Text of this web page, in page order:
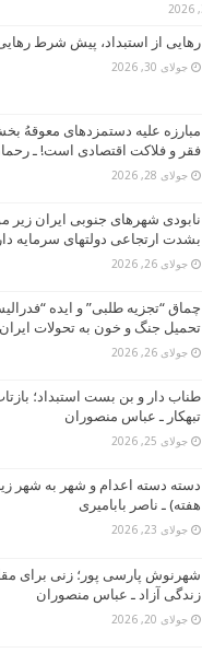
رهایی از استبداد، پیش شرط
جولای 30, 2026
مبارزه علیه دستمزدهای معوقهُ
فقر و فلاکت اقتصادی است! ـ
جولای 28, 2026
نابودی شهرهای جنوبی ایران
بشدت ارتجاعی دولتهای سرمایه
جولای 26, 2026
چماق “تجزیه طلبی” و ایده
تحمیل جنگ و خون به تحولات
جولای 26, 2026
طناب دار و بن بست استبداد؛
تبهکار ـ عباس منصوران
جولای 25, 2026
دسته دسته اعدام و شهر به شهر
هفته) ـ ناصر بابامیری
جولای 23, 2026
شهرنوش پارسی پور؛ زنی برای
زندگی آزاد ـ عباس منصوران
جولای 20, 2026